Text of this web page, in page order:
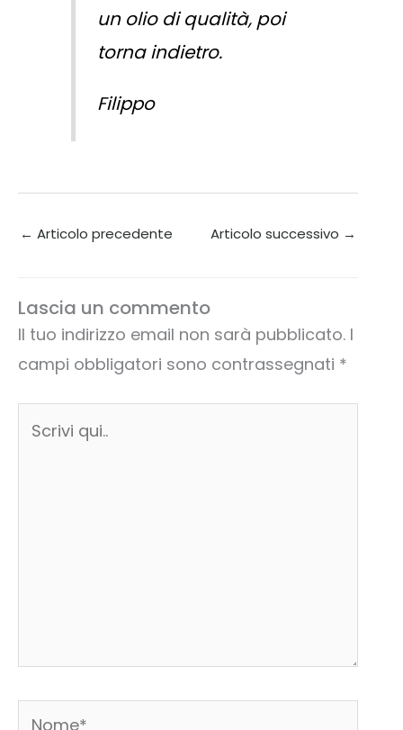
un olio di qualità, poi
torna indietro.
Filippo
← Articolo precedente Articolo successivo →
Lascia un commento
Il tuo indirizzo email non sarà pubblicato. I
campi obbligatori sono contrassegnati *
Nome*